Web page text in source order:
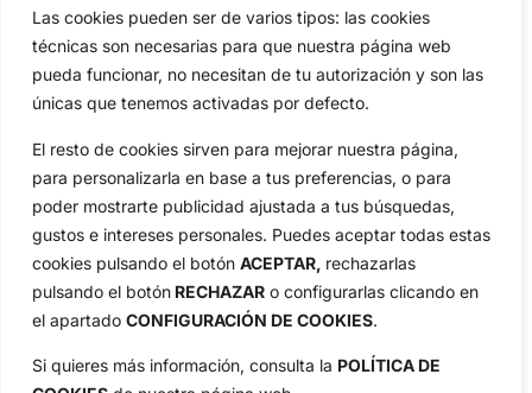
Las cookies pueden ser de varios tipos: las cookies
técnicas son necesarias para que nuestra página web
pueda funcionar, no necesitan de tu autorización y son las
únicas que tenemos activadas por defecto.
El resto de cookies sirven para mejorar nuestra página,
para personalizarla en base a tus preferencias, o para
poder mostrarte publicidad ajustada a tus búsquedas,
gustos e intereses personales. Puedes aceptar todas estas
cookies pulsando el botón ACEPTAR, rechazarlas
pulsando el botón RECHAZAR o configurarlas clicando en
el apartado CONFIGURACIÓN DE COOKIES.
Si quieres más información, consulta la POLÍTICA DE
Compañía
Aviso Legal
Política de Privacidad
Política de Cookies
Publicidad
Newsletters